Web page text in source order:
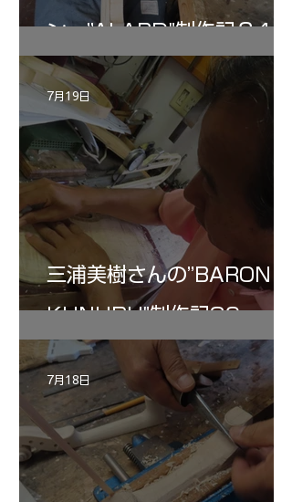
ン ”ALARD"制作記３4
三浦美樹さんの”BARON・
KUNUPU"制作記30
7月19日
7月18日